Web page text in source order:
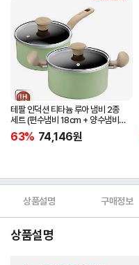
테팔 인덕션 티타늄 루아 냄비 2종
세트 (편수냄비 18cm + 양수냄비
20cm)
63% 74,146원
상품설명 구매정보
상품설명